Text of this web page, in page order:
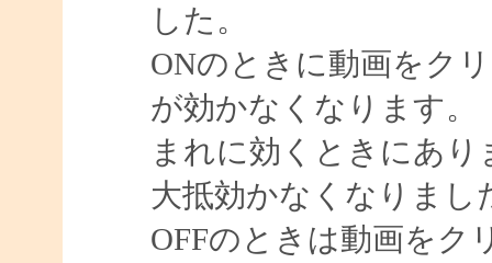
した。
ONのときに動画をク
が効かなくなります。
まれに効くときにあ
大抵効かなくなりまし
OFFのときは動画をク